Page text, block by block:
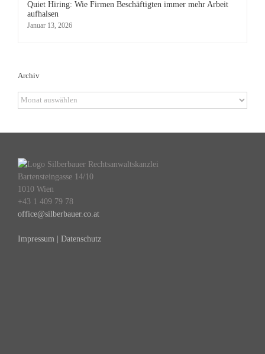
Quiet Hiring: Wie Firmen Beschäftigten immer mehr Arbeit
aufhalsen
Januar 13, 2026
Archiv
Archiv
Bartensteingasse 14/10
1010 Wien
+43 1 409 79 78
office@silberbauer.co.at
Impressum | Datenschutz